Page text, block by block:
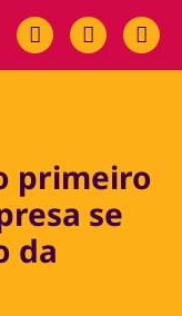
primeiro
se
da